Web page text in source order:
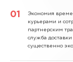
Экономия
курьерами и
партнерским
служба
существенно